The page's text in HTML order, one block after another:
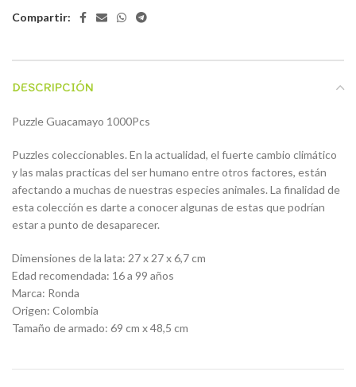
Compartir:
DESCRIPCIÓN
Puzzle Guacamayo 1000Pcs
Puzzles coleccionables. En la actualidad, el fuerte cambio climático
y las malas practicas del ser humano entre otros factores, están
afectando a muchas de nuestras especies animales. La finalidad de
esta colección es darte a conocer algunas de estas que podrían
estar a punto de desaparecer.
Dimensiones de la lata: 27 x 27 x 6,7 cm
Edad recomendada: 16 a 99 años
Marca: Ronda
Origen: Colombia
Tamaño de armado: 69 cm x 48,5 cm